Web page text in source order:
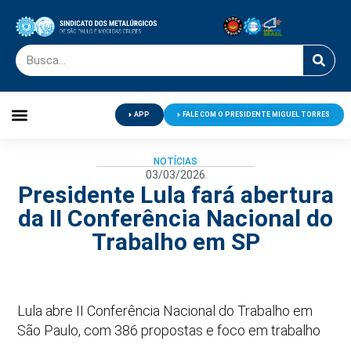
APP FALE COM O PRESIDENTE MIGUEL TORRES
NOTÍCIAS
03/03/2026
Presidente Lula fará abertura
da II Conferência Nacional do
Trabalho em SP
Lula abre II Conferência Nacional do Trabalho em
São Paulo, com 386 propostas e foco em trabalho